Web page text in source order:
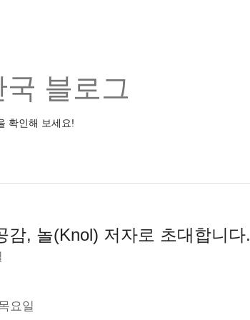
국 블로그
확인해 보세요!
감, 놀(Knol) 저자로 초대합니다.
요일